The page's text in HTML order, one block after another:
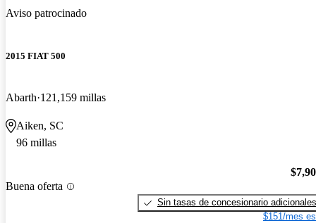
Aviso patrocinado
2015 FIAT 500
Abarth 121,159 millas
Aiken, SC
96 millas
Buena oferta
Sin tasas de concesionario adicionales
$151/mes